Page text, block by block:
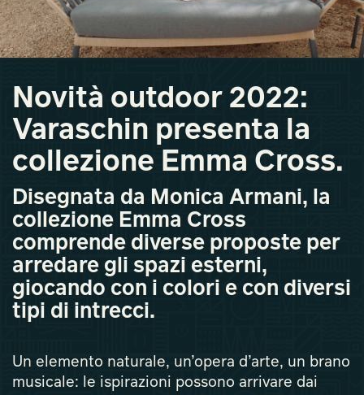
Novità outdoor 2022:
Varaschin presenta la
collezione Emma Cross.
Disegnata da Monica Armani, la
collezione Emma Cross
comprende diverse proposte per
arredare gli spazi esterni,
giocando con i colori e con diversi
tipi di intrecci.
Un elemento naturale, un’opera d’arte, un brano
musicale: le ispirazioni possono arrivare dai